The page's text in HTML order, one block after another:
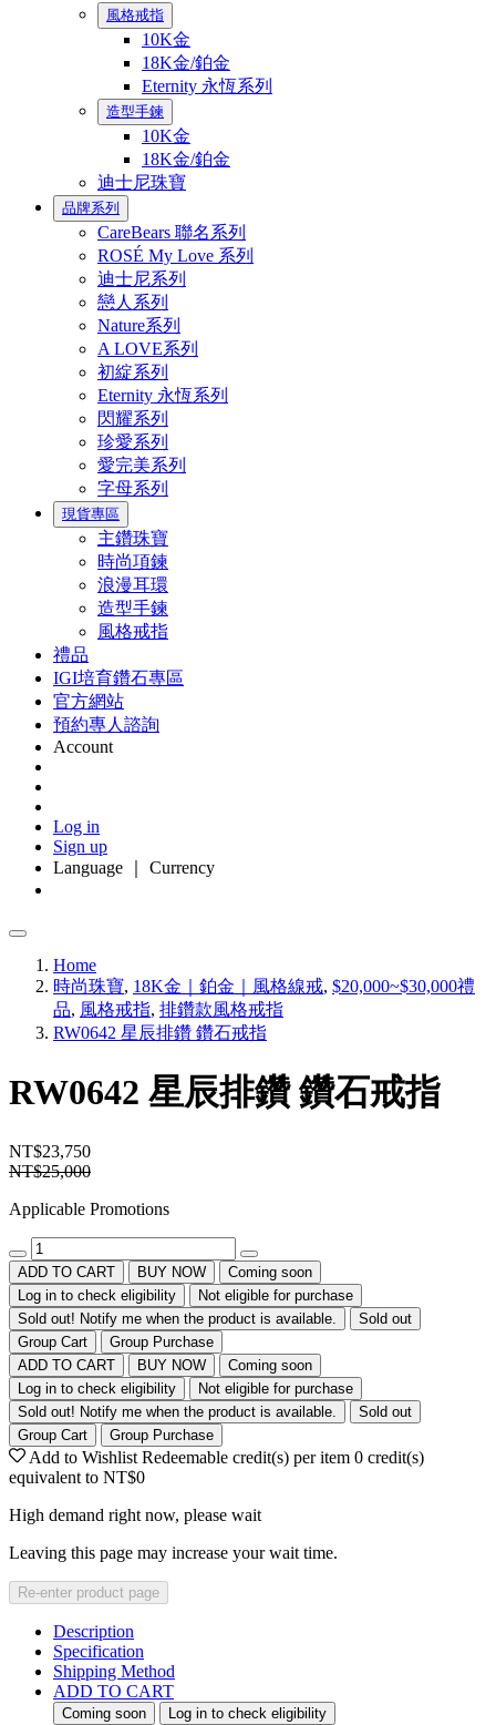
風格戒指
10K金
18K金/鉑金
Eternity 永恆系列
造型手鍊
10K金
18K金/鉑金
迪士尼珠寶
品牌系列
CareBears 聯名系列
ROSÉ My Love 系列
迪士尼系列
戀人系列
Nature系列
A LOVE系列
初綻系列
Eternity 永恆系列
閃耀系列
珍愛系列
愛完美系列
字母系列
現貨專區
主鑽珠寶
時尚項鍊
浪漫耳環
造型手鍊
風格戒指
禮品
IGI培育鑽石專區
官方網站
預約專人諮詢
Account
Log in
Sign up
Language ｜ Currency
Home
時尚珠寶, 18K金｜鉑金｜風格線戒, $20,000~$30,000禮
品, 風格戒指, 排鑽款風格戒指
RW0642 星辰排鑽 鑽石戒指
RW0642 星辰排鑽 鑽石戒指
NT$23,750
NT$25,000
Applicable Promotions
ADD TO CART BUY NOW
Coming soon
Log in to check eligibility
Not eligible for purchase
Sold out! Notify me when the product is available.
Sold out
Group Cart
Group Purchase
ADD TO CART
BUY NOW
Coming soon
Log in to check eligibility
Not eligible for purchase
Sold out! Notify me when the product is available.
Sold out
Group Cart
Group Purchase
Add to Wishlist Redeemable credit(s) per item 0 credit(s)
equivalent to NT$0
High demand right now, please wait
Leaving this page may increase your wait time.
Re-enter product page
Description
Specification
Shipping Method
ADD TO CART
Coming soon Log in to check eligibility